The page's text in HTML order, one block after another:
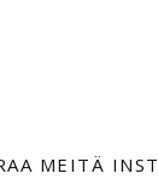
MEITÄ